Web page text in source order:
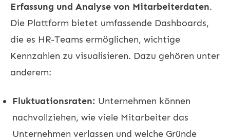
Erfassung und Analyse von Mitarbeiterdaten.
Die Plattform bietet umfassende Dashboards,
die es HR-Teams ermöglichen, wichtige
Kennzahlen zu visualisieren. Dazu gehören unter
anderem:
Fluktuationsraten: Unternehmen können
nachvollziehen, wie viele Mitarbeiter das
Unternehmen verlassen und welche Gründe